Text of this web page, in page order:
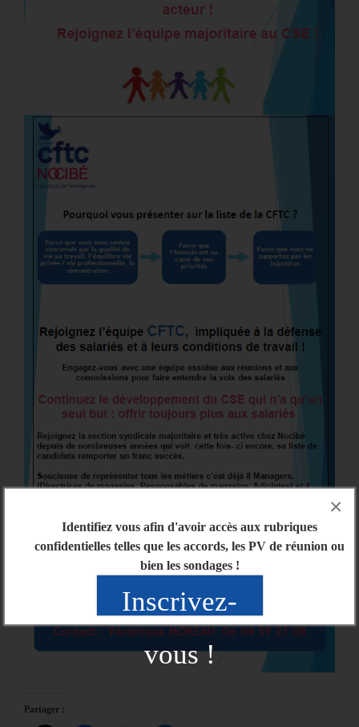
Identifiez vous afin d'avoir accès aux rubriques
confidentielles telles que les accords, les PV de réunion ou
bien les sondages !
Inscrivez-
vous !
×
Partager :